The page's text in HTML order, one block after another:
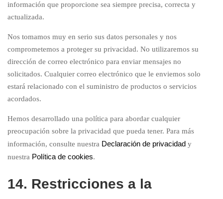
información que proporcione sea siempre precisa, correcta y
actualizada.
Nos tomamos muy en serio sus datos personales y nos
comprometemos a proteger su privacidad. No utilizaremos su
dirección de correo electrónico para enviar mensajes no
solicitados. Cualquier correo electrónico que le enviemos solo
estará relacionado con el suministro de productos o servicios
acordados.
Hemos desarrollado una política para abordar cualquier
preocupación sobre la privacidad que pueda tener. Para más
información, consulte nuestra Declaración de privacidad y
nuestra Política de cookies.
14. Restricciones a la